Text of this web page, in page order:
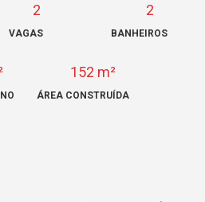
2
VAGAS
2
BANHEIROS
152 m²
ÁREA CONSTRUÍDA